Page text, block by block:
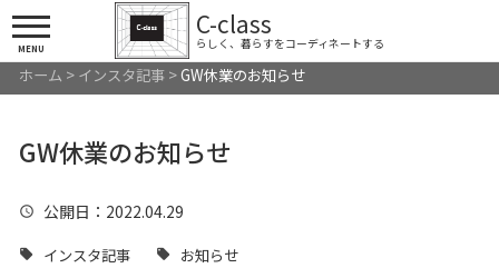
C-class
らしく、暮らすをコーディネートする
MENU
ホーム > インスタ記事>GW休業のお知らせ
GW休業のお知らせ
公開日 ：2022.04.29
インスタ記事 お知らせ